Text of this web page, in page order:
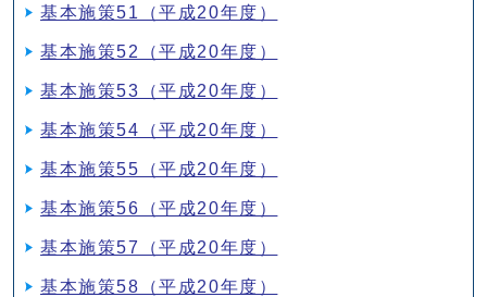
基本施策51（平成20年度）
基本施策52（平成20年度）
基本施策53（平成20年度）
基本施策54（平成20年度）
基本施策55（平成20年度）
基本施策56（平成20年度）
基本施策57（平成20年度）
基本施策58（平成20年度）